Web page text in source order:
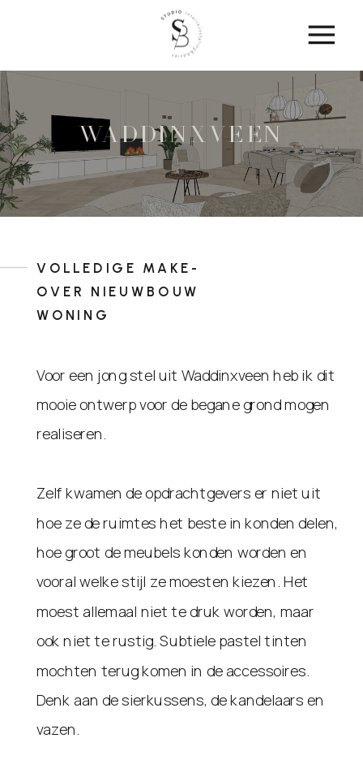
WADDINXVEEN
VOLLEDIGE MAKE-
OVER NIEUWBOUW
WONING
Voor een jong stel uit Waddinxveen heb ik dit
mooie ontwerp voor de begane grond mogen
realiseren.
Zelf kwamen de opdrachtgevers er niet uit
hoe ze de ruimtes het beste in konden delen,
hoe groot de meubels konden worden en
vooral welke stijl ze moesten kiezen. Het
moest allemaal niet te druk worden, maar
ook niet te rustig. Subtiele pastel tinten
mochten terug komen in de accessoires.
Denk aan de sierkussens, de kandelaars en
vazen.